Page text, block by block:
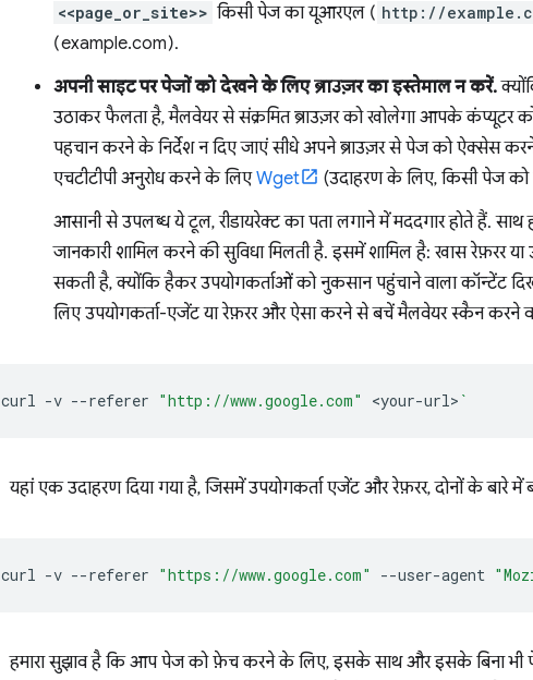
<<page_or_site>> किसी पेज का यूआरएल ( http://
(example.com).
अपनी साइट पर पेजों को देखने के लिए ब्राउज़र का इस्तेमाल न करें.
उठाकर फैलता है, मैलवेयर से संक्रमित ब्राउज़र को खोलेगा आपके कंप्यूटर
पहचान करने के निर्देश न दिए जाएं सीधे अपने ब्राउज़र से पेज को ऐक्सेस
एचटीटीपी अनुरोध करने के लिएWget
(उदाहरण के लिए, किसी पेज
आसानी से उपलब्ध ये टूल, रीडायरेक्ट का पता लगाने में मददगार होते हैं.
जानकारी शामिल करने की सुविधा मिलती है. इसमें शामिल है: खास रेफ़रर
सकती है, क्योंकि हैकर उपयोगकर्ताओं को नुकसान पहुंचाने वाला कॉन्टेंट
लिए उपयोगकर्ता-एजेंट या रेफ़रर और ऐसा करने से बचें मैलवेयर स्कैन
curl -v --referer "http://www.google.com" <your-url> `
यहां एक उदाहरण दिया गया है, जिसमें उपयोगकर्ता एजेंट और रेफ़रर, दोनों के बारे में
curl -v --referer "https://www.google.com" --user-agent
हमारा सुझाव है कि आप पेज को फ़ेच करने के लिए, इसके साथ और इसके बिना